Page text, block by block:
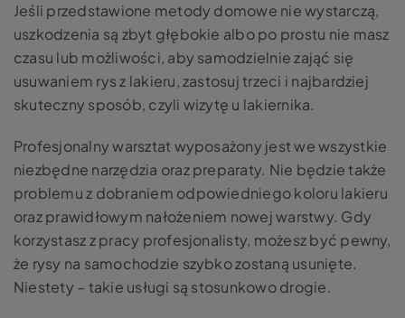
Jeśli przedstawione metody domowe nie wystarczą,
uszkodzenia są zbyt głębokie albo po prostu nie masz
czasu lub możliwości, aby samodzielnie zająć się
usuwaniem rys z lakieru, zastosuj trzeci i najbardziej
skuteczny sposób, czyli wizytę u lakiernika.
Profesjonalny warsztat wyposażony jest we wszystkie
niezbędne narzędzia oraz preparaty. Nie będzie także
problemu z dobraniem odpowiedniego koloru lakieru
oraz prawidłowym nałożeniem nowej warstwy. Gdy
korzystasz z pracy profesjonalisty, możesz być pewny,
że rysy na samochodzie szybko zostaną usunięte.
Niestety – takie usługi są stosunkowo drogie.